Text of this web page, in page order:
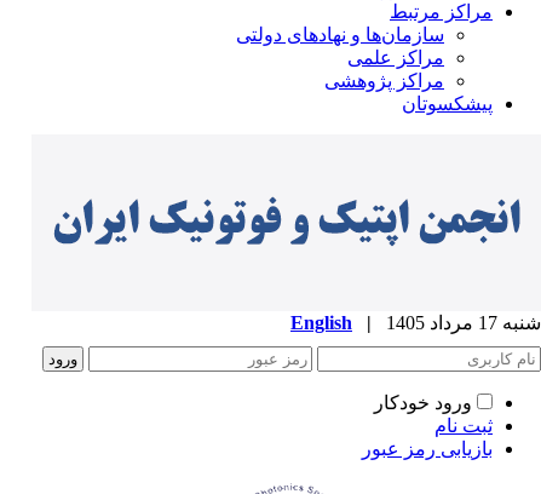
مراکز مرتبط
سازمان‌ها و نهادهای دولتی
مراکز علمی
مراکز پژوهشی
پیشکسوتان
شنبه 17 مرداد 1405 |
English
ورود خودکار
ثبت نام
بازیابی رمز عبور